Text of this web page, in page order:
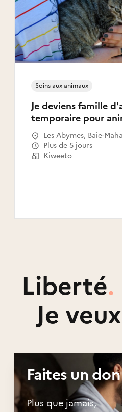
Je deviens famille
temporaire pour
Soins aux animaux
Les Abymes, Baie-
Gosier, Sainte-Anne,
Le Moule, Sainte-Rose,
Habitants, Bouillante
Plus de 5 jours
Kiweeto
Liberté.
Je
Faites un don
Plus que jamais,